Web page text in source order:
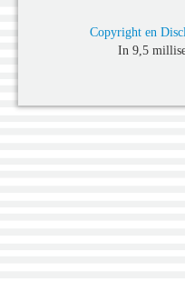
Copyright en
In 9,5